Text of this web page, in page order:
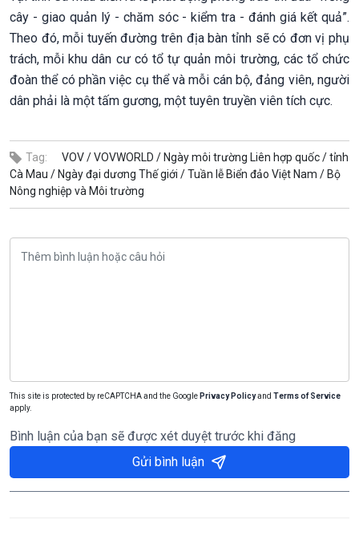
cây - giao quản lý - chăm sóc - kiểm tra - đánh giá kết quả”.
Theo đó, mỗi tuyến đường trên địa bàn tỉnh sẽ có đơn vị phụ
trách, mỗi khu dân cư có tổ tự quản môi trường, các tổ chức
đoàn thể có phần việc cụ thể và mỗi cán bộ, đảng viên, người
dân phải là một tấm gương, một tuyên truyền viên tích cực.
Tag: VOV /VOVWORLD / Ngày môi trường Liên hợp quốc /tỉnh
Cà Mau / Ngày đại dương Thế giới /Tuần lễ Biển đảo Việt Nam / Bộ
Nông nghiệp và Môi trường
This site is protected by reCAPTCHA and the Google Privacy Policyand Terms of Service
apply.
Bình luận của bạn sẽ được xét duyệt trước khi đăng
Gửi bình luận